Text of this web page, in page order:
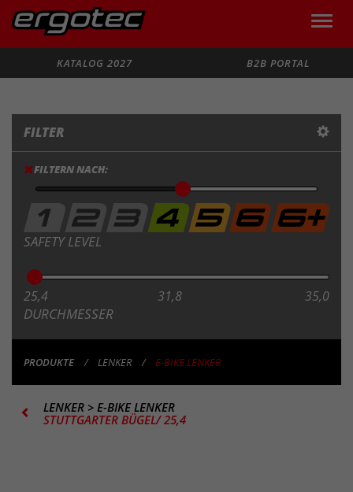
Toggle
KATALOG 2027
B2B PORTAL
FILTER
FILTERN NACH:
SAFETY LEVEL
25,4 31,8 35,0
DURCHMESSER
PRODUKTE LENKER E-BIKE LENKER
LENKER > E-BIKE LENKER
STUTTGARTER BÜGEL/ 25,4